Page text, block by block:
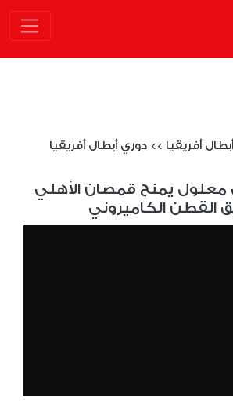
أفريقيا >> دوري أبطال أفريقيا
معلول يمنح قمصان الأهلي
القطن الكاميروني